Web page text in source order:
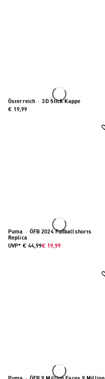
Österreich · 3D Stick Kappe
€ 19,99
Puma · ÖFB 2024 Fußballshorts
Replica
UVP* € 44,99€ 19,99